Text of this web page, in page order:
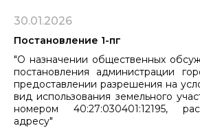
30.01.2026
Постановление 1-пг
"О назначении общественных
постановления администрации
предоставлении разрешения на
вид использования земельного
номером 40:27:030401:12195,
адресу"